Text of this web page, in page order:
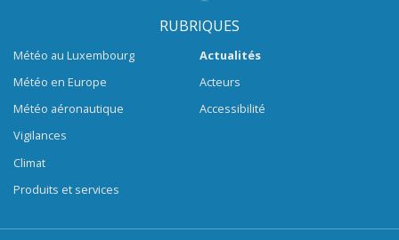
RUBRIQUES
Météo au Luxembourg
Météo en Europe
Météo aéronautique
Vigilances
Climat
Produits et services
Actualités
Acteurs
Accessibilité